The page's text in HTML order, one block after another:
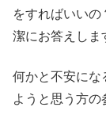
をすればいい
潔にお答えしま
何かと不安にな
ようと思う方の